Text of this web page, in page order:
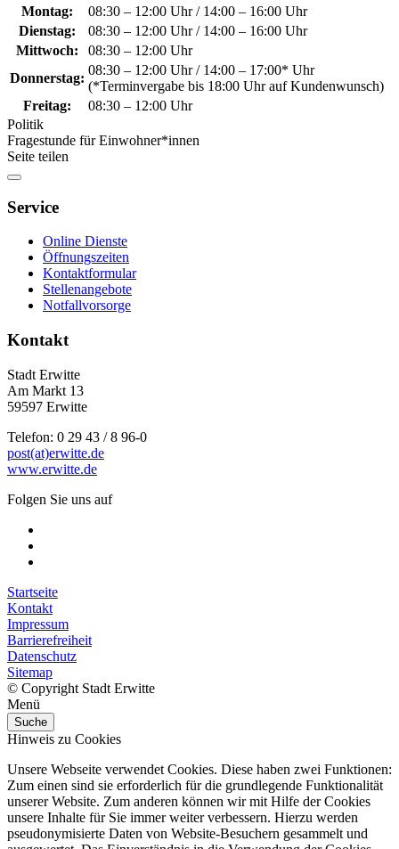
Montag:
08:30 – 12:00 Uhr / 14:00 – 16:00 Uhr
Dienstag:
08:30 – 12:00 Uhr / 14:00 – 16:00 Uhr
Mittwoch:
08:30 – 12:00 Uhr
Donnerstag:
08:30 – 12:00 Uhr / 14:00 – 17:00* Uhr
(*Terminvergabe bis 18:00 Uhr auf Kundenwunsch)
Freitag:
08:30 – 12:00 Uhr
Politik
Fragestunde für Einwohner*innen
Seite teilen
Service
Online Dienste
Öffnungszeiten
Kontaktformular
Stellenangebote
Notfallvorsorge
Kontakt
Stadt Erwitte
Am Markt 13
59597 Erwitte
Telefon: 0 29 43 / 8 96-0
post(at)erwitte.de
www.erwitte.de
Folgen Sie uns auf
Startseite
Kontakt
Impressum
Barrierefreiheit
Datenschutz
Sitemap
© Copyright Stadt Erwitte
Menü
Suche
Hinweis zu Cookies
Unsere Webseite verwendet Cookies. Diese haben zwei Funktionen:
Zum einen sind sie erforderlich für die grundlegende Funktionalität
unserer Website. Zum anderen können wir mit Hilfe der Cookies
unsere Inhalte für Sie immer weiter verbessern. Hierzu werden
pseudonymisierte Daten von Website-Besuchern gesammelt und